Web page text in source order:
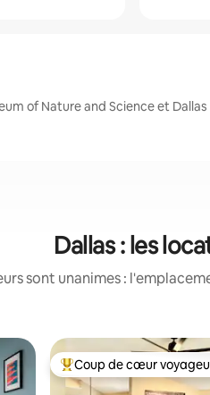
of Nature and Science et
Dallas : les
sont unanimes :
Coup de cœur voyageurs
Coup de cœur